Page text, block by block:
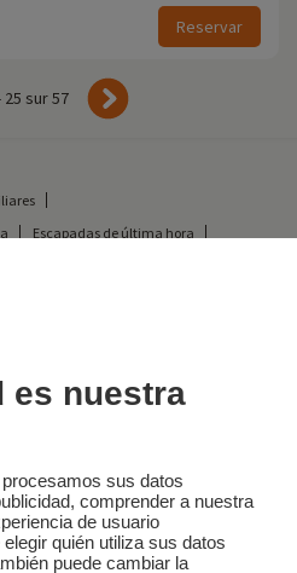
Reservar
25 sur 57
Escapadas de última hora
y política de privacidad
Socios FAQ Blog Mapa del sitio
dirigido por Sooyoos
es nuestra
sus datos
comprender a nuestra
de usuario
quién utiliza sus datos
puede cambiar la